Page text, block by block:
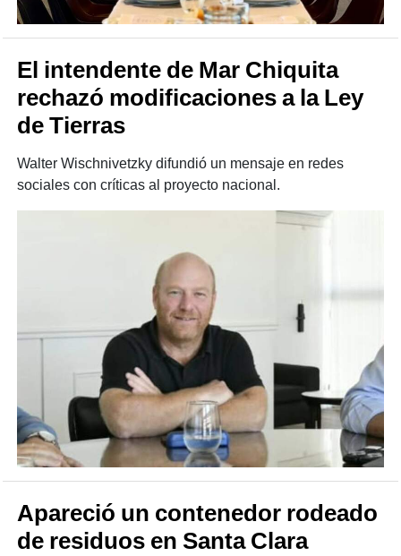
El intendente de Mar Chiquita
rechazó modificaciones a la Ley
de Tierras
Walter Wischnivetzky difundió un mensaje en redes
sociales con críticas al proyecto nacional.
Apareció un contenedor rodeado
de residuos en Santa Clara